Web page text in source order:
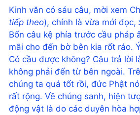
Kinh văn có sáu câu, mời xem
tiếp theo), chính là vừa mới đọc,
Bốn câu kệ phía trước cầu pháp
mãi cho đến bờ bên kia rốt ráo.
Có cầu được không? Câu trả lời
không phải đến từ bên ngoài.
chúng ta quá tốt rồi, đức Phật
rất rộng. Về chúng sanh, hiện
động vật là do các duyên hòa